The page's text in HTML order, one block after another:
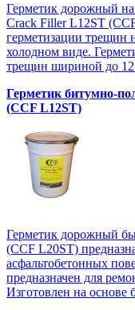
Герметик дорожный
Crack Filler L12SТ
герметизации трещин
холодном виде.
трещин шириной до
Герметик битумно-
(CCF L12SТ)
Герметик дорожный
(CCF L20SТ)
асфальтобетонных
предназначен для
Изготовлен на основе